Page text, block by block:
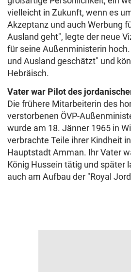
vielleicht in Zukunft, wenn es
Akzeptanz und auch Werbung
Ausland geht", legte der neue
für seine Außenministerin
und Ausland geschätzt" und
Hebräisch.
Vater war Pilot des
Die frühere Mitarbeiterin des
verstorbenen ÖVP-
wurde am 18. Jänner 1965 in
verbrachte Teile ihrer Kindheit
Hauptstadt Amman. Ihr Vater
König Hussein tätig und später
auch am Aufbau der "Royal